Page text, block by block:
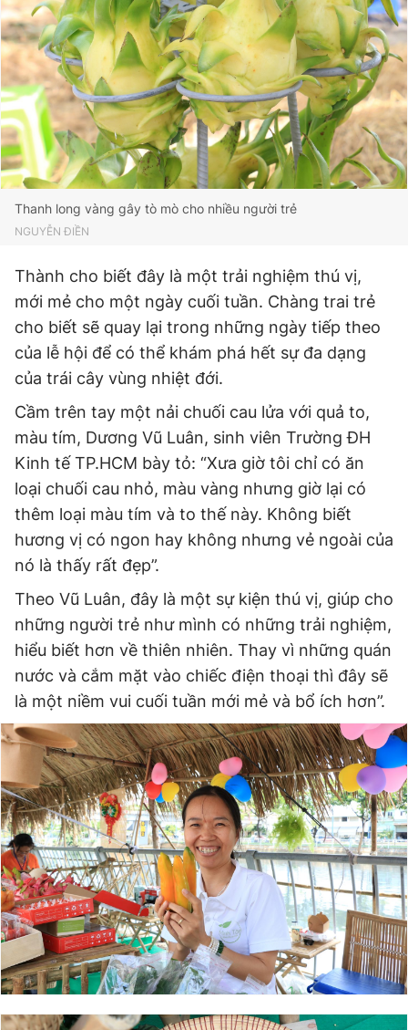
Thanh long vàng gây tò mò cho nhiều người trẻ
NGUYỄN ĐIỀN
Thành cho biết đây là một trải nghiệm thú vị,
mới mẻ cho một ngày cuối tuần. Chàng trai trẻ
cho biết sẽ quay lại trong những ngày tiếp theo
của lễ hội để có thể khám phá hết sự đa dạng
của trái cây vùng nhiệt đới.
Cầm trên tay một nải chuối cau lửa với quả to,
màu tím, Dương Vũ Luân, sinh viên Trường ĐH
Kinh tế TP.HCM bày tỏ: “Xưa giờ tôi chỉ có ăn
loại chuối cau nhỏ, màu vàng nhưng giờ lại có
thêm loại màu tím và to thế này. Không biết
hương vị có ngon hay không nhưng vẻ ngoài của
nó là thấy rất đẹp”.
Theo Vũ Luân, đây là một sự kiện thú vị, giúp cho
những người trẻ như mình có những trải nghiệm,
hiểu biết hơn về thiên nhiên. Thay vì những quán
nước và cắm mặt vào chiếc điện thoại thì đây sẽ
là một niềm vui cuối tuần mới mẻ và bổ ích hơn”.